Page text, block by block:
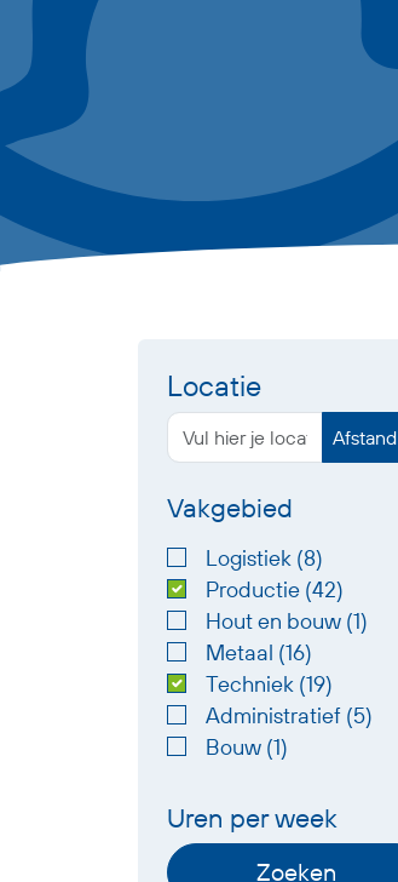
Locatie
Afstand
Vakgebied
Logistiek (8)
Productie (42)
Hout en bouw (1)
Metaal (16)
Techniek (19)
Administratief (5)
Bouw (1)
Uren per week